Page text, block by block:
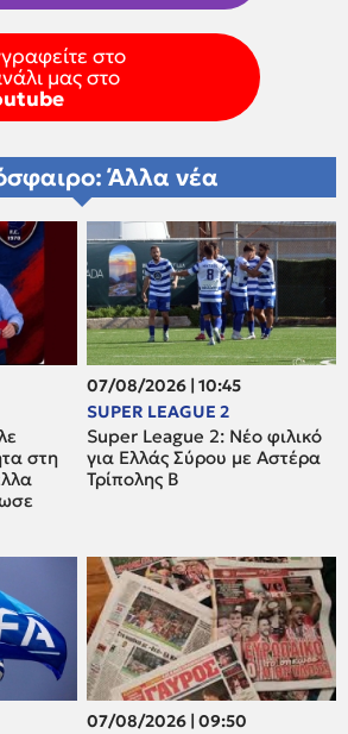
στο
μας στο
Άλλα νέα
στη
07/08/2026 | 10:45
SUPER LEAGUE 2
Super League 2: Νέο φιλικό
για Ελλάς Σύρου με Αστέρα
Τρίπολης Β
07/08/2026 | 09:50